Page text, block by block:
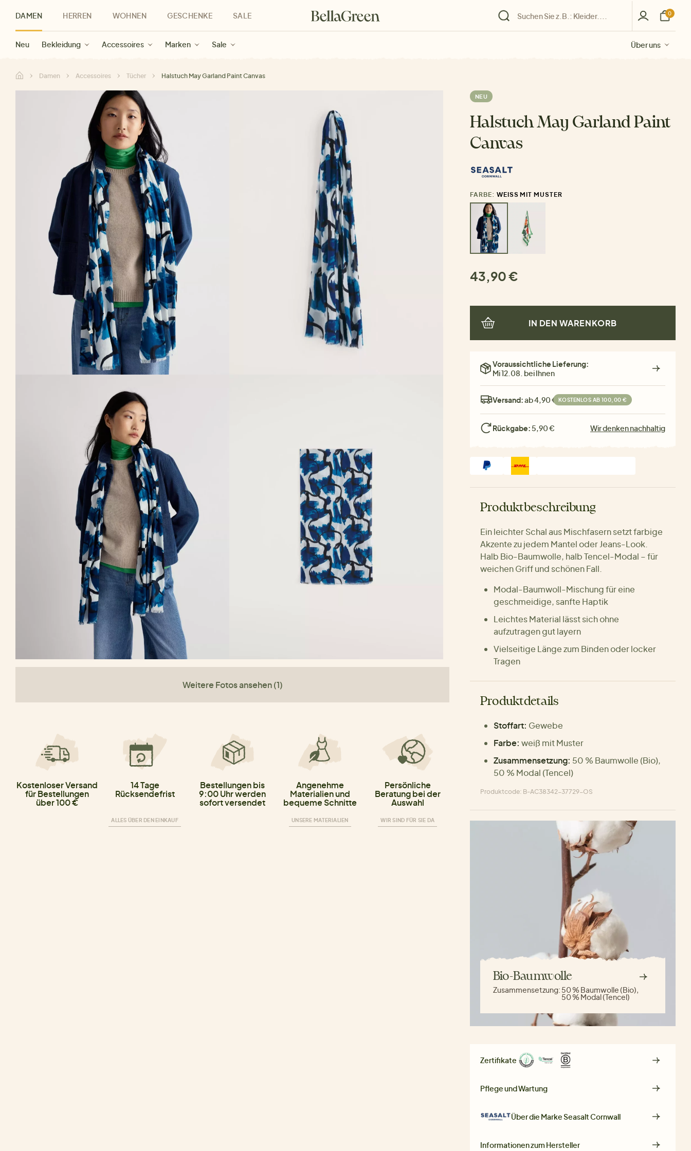
DAMEN
Neu Bekleidung Accessoires Marken Sale Über uns
HERREN
Herren Neu Bekleidung Marken Sale Über uns
WOHNEN
Kategorien Marken Sale Über uns
GESCHENKE
Geschenke für Frauen Geschenke für Männer Geschenke für Kinder Über uns
SALE
Sale Damen Sale Herren Über uns
0
Damen Accessoires Tücher Halstuch May Garland Paint Canvas
Weitere Fotos ansehen (1)
Kostenloser Versand
für Bestellungen
über 100 €
14 Tage
Rücksendefrist
ALLES ÜBER DEN EINKAUF
Bestellungen bis
9:00 Uhr werden
sofort versendet
Angenehme
Materialien und
bequeme Schnitte
UNSERE MATERIALIEN
Persönliche
Beratung bei der
Auswahl
WIR SIND FÜR SIE DA
NEU
Halstuch May Garland Paint
Canvas
FARBE: WEISS MIT MUSTER
43,90 €
IN DEN WARENKORB
Voraussichtliche Lieferung:
Mi 12.08. bei Ihnen
Versand:ab 4,90 € KOSTENLOS AB 100,00 €
Rückgabe: 5,90 € Wir denken nachhaltig
Produktbeschreibung
Ein leichter Schal aus Mischfasern setzt farbige
Akzente zu jedem Mantel oder Jeans-Look.
Halb Bio-Baumwolle, halb Tencel-Modal – für
weichen Griff und schönen Fall.
Modal-Baumwoll-Mischung für eine
geschmeidige, sanfte Haptik
Leichtes Material lässt sich ohne
aufzutragen gut layern
Vielseitige Länge zum Binden oder locker
Tragen
Produktdetails
Stoffart: Gewebe
Farbe: weiß mit Muster
Zusammensetzung: 50 % Baumwolle (Bio),
50 % Modal (Tencel)
Produktcode: B-AC38342-37729-OS
Bio-Baumwolle
Zusammensetzung: 50 % Baumwolle (Bio),
50 % Modal (Tencel)
Zertifikate
Pflege und Wartung
Über die MarkeSeasalt Cornwall
Informationen zum Hersteller